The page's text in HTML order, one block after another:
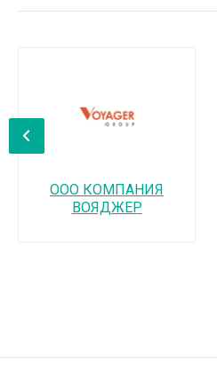
ООО КОМПАНИЯ
ВОЯДЖЕР